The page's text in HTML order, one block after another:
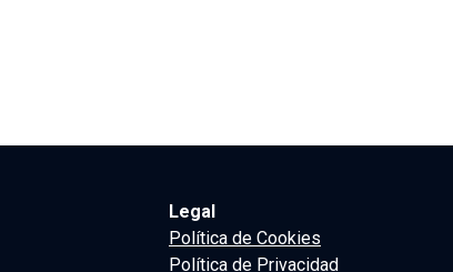
Legal
Política de Cookies
Política de Privacidad